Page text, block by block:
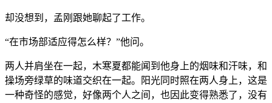
却没想到，孟刚跟她聊起了工作。
“在市场部适应得怎么样？”他问。
两人并肩坐在一起，木寒夏都能闻到他身上的烟味和汗味，和
操场旁绿草的味道交织在一起。阳光同时照在两人身上，这是
一种奇怪的感觉，好像两个人之间，也因此变得熟悉了，没有